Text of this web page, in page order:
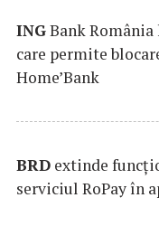
INGBank
care permite
Home’Bank
BRD extinde
serviciul RoPay în